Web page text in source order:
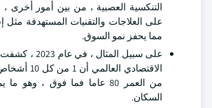
التنكسية العصبية ، من بين أمور أخرى
على العلاجات والتقنيات المستهدفة مثل
مما يحفز نمو السوق.
على سبيل المثال
الاقتصادي
من العمر 80 عاما فما فوق ،
السكان.